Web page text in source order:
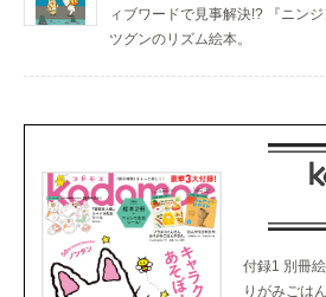
ィブワードで見事解決!? 『ニン
ツグンのリズム絵本。
付録1 別冊
りがみごは